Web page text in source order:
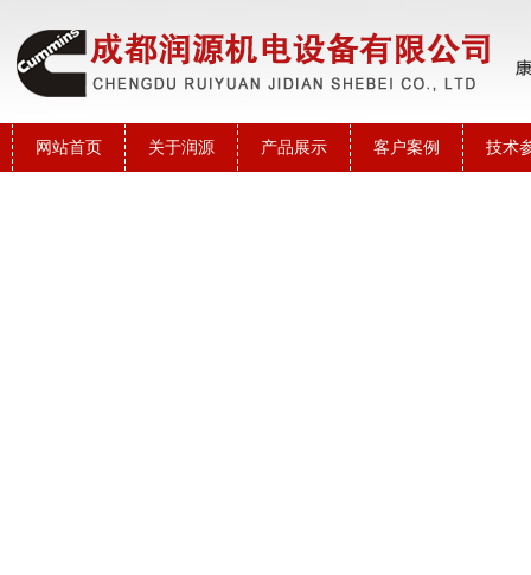
网站首页 关于润源 产品展示 客户案例 技术